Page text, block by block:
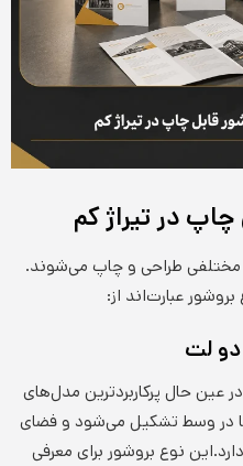
چاپ در تیراژ کم
مختلفی طراحی و چاپ می‌شوند.
بروشور عبارت‌اند از:
دو لت
عین حال پرکاربردترین مدل‌های
در وسط تشکیل می‌شود و فضای
نوع بروشور برای معرفی